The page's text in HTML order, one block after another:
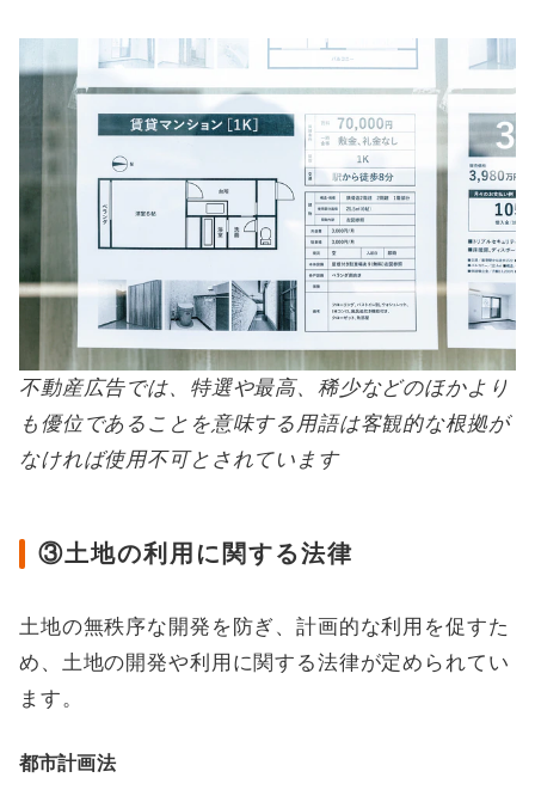
不動産広告では、特選や最高、稀少などのほかより
も優位であることを意味する用語は客観的な根拠が
なければ使用不可とされています
③土地の利用に関する法律
土地の無秩序な開発を防ぎ、計画的な利用を促すた
め、土地の開発や利用に関する法律が定められてい
ます。
都市計画法